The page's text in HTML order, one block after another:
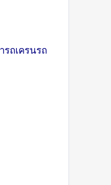
ถเครนรถ